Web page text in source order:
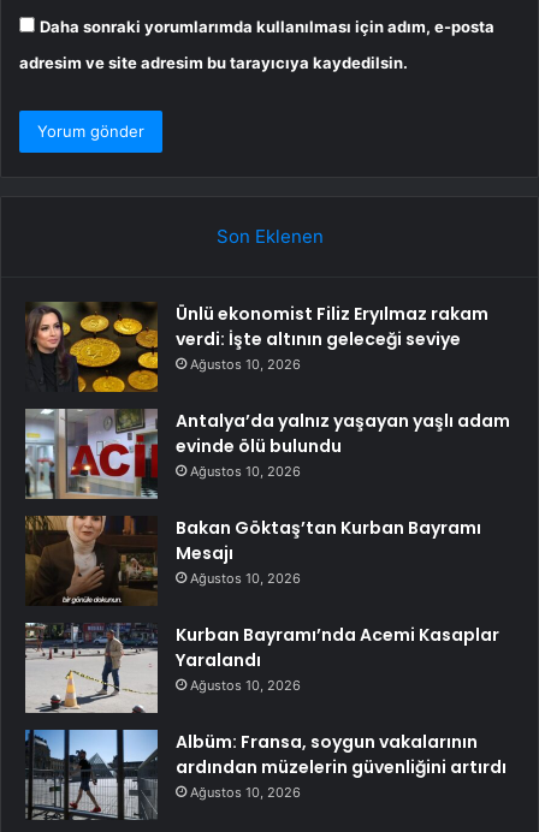
Daha sonraki yorumlarımda kullanılması için adım, e-posta
adresim ve site adresim bu tarayıcıya kaydedilsin.
Son Eklenen
Ünlü ekonomist Filiz Eryılmaz rakam
verdi: İşte altının geleceği seviye
Ağustos 10, 2026
Antalya’da yalnız yaşayan yaşlı adam
evinde ölü bulundu
Ağustos 10, 2026
Bakan Göktaş’tan Kurban Bayramı
Mesajı
Ağustos 10, 2026
Kurban Bayramı’nda Acemi Kasaplar
Yaralandı
Ağustos 10, 2026
Albüm: Fransa, soygun vakalarının
ardından müzelerin güvenliğini artırdı
Ağustos 10, 2026